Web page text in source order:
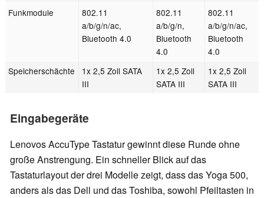
Funkmodule
802.11
a/b/g/n/ac,
Bluetooth 4.0
802.11
a/b/g/n,
Bluetooth
4.0
802.11
a/b/g/n/ac,
Bluetooth
4.0
Speicherschächte
1x 2,5 Zoll SATA
III
1x 2,5 Zoll
SATA III
1x 2,5 Zoll
SATA III
Eingabegeräte
Lenovos AccuType Tastatur gewinnt diese Runde ohne
große Anstrengung. Ein schneller Blick auf das
Tastaturlayout der drei Modelle zeigt, dass das Yoga 500,
anders als das Dell und das Toshiba, sowohl Pfeiltasten in